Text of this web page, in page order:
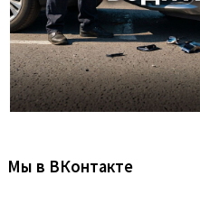
Мы в ВКонтакте